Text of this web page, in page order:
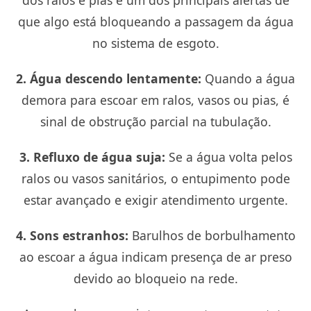
que algo está bloqueando a passagem da água
no sistema de esgoto.
2. Água descendo lentamente: Quando a água
demora para escoar em ralos, vasos ou pias, é
sinal de obstrução parcial na tubulação.
3. Refluxo de água suja: Se a água volta pelos
ralos ou vasos sanitários, o entupimento pode
estar avançado e exigir atendimento urgente.
4. Sons estranhos: Barulhos de borbulhamento
ao escoar a água indicam presença de ar preso
devido ao bloqueio na rede.